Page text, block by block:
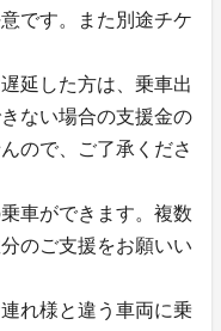
です。また別途チケ
延した方は、乗車出
ない場合の支援金の
ので、ご了承くださ
車ができます。複数
のご支援をお願いい
れ様と違う車両に乗